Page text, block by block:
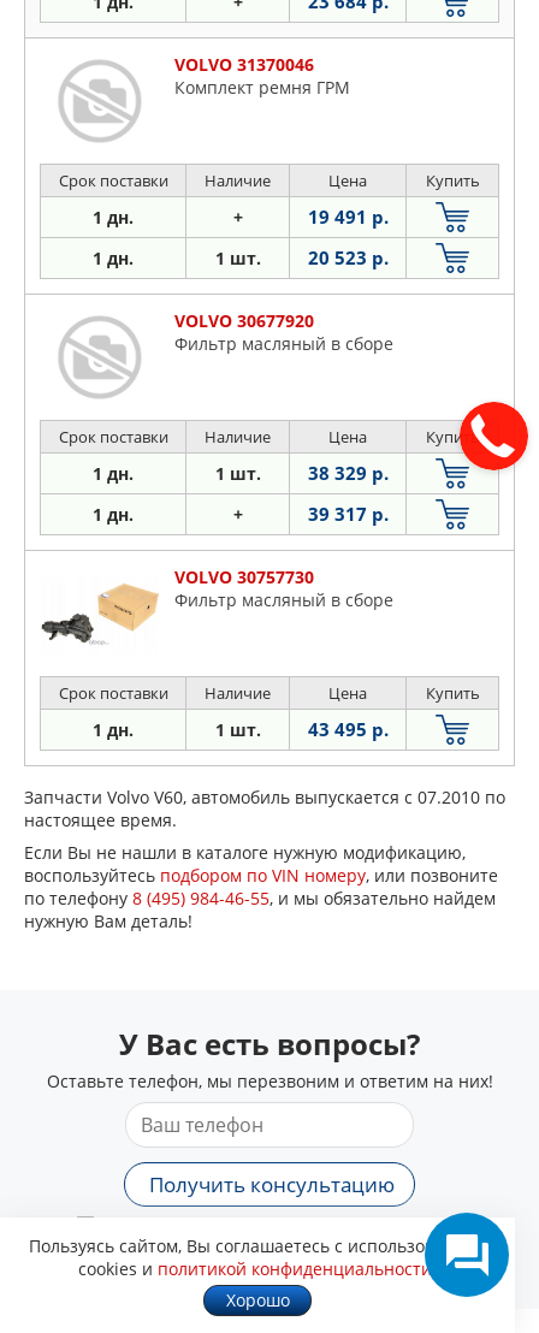
VOLVO 31370046
Комплект ремня ГРМ
Срок поставки Наличие Цена Купить
1 дн. + 19 491 р.
1 дн. 1 шт. 20 523 р.
VOLVO 30677920
Фильтр масляный в сборе
Срок поставки Наличие Цена Купить
1 дн. 1 шт. 38 329 р.
1 дн. + 39 317 р.
VOLVO 30757730
Фильтр масляный в сборе
Срок поставки Наличие Цена Купить
1 дн. 1 шт. 43 495 р.
Запчасти Volvo V60, автомобиль выпускается с 07.2010 по
настоящее время.
Если Вы не нашли в каталоге нужную модификацию,
воспользуйтесь подбором по VIN номеру, или позвоните
по телефону 8 (495) 984-46-55, и мы обязательно найдем
нужную Вам деталь!
У Вас есть вопросы?
Оставьте телефон, мы перезвоним и ответим на них!
Получить консультацию
Соглашаюсь на обработку персональных данных в
соответствии сполитикой конфиденциальности
Пользуясь сайтом, Вы соглашаетесь с использованием
cookies и политикой конфиденциальности
Хорошо